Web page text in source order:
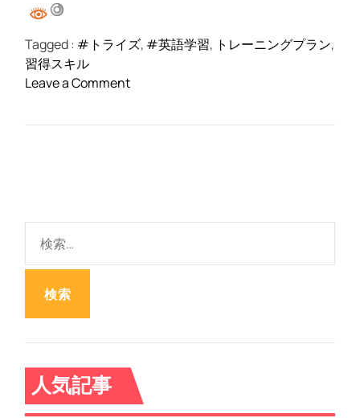
Tagged : #トライズ, #英語学習, トレーニングプラン,
習得スキル
Leave a Commento
ト
ン
と
習
:
人気記事